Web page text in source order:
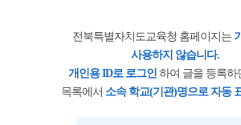
전북특별자치도교육청 홈페이지는
사용하지 않습니다.
개인용 ID로 로그인 하여 글을 등록하
목록에서 소속 학교(기관)명으로 자동